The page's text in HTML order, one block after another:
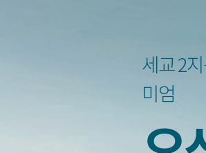
세교 2
미엄